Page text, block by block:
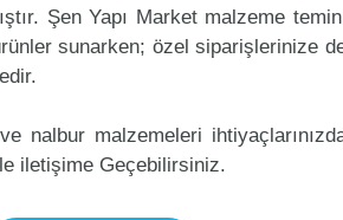
Şen Yapı Market malzeme
sunarken; özel siparişlerinize
nalbur malzemeleri
iletişime Geçebilirsiniz.